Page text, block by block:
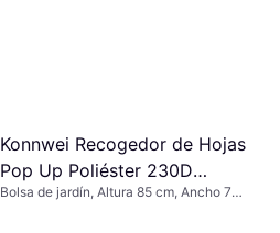
Konnwei Recogedor de Hojas
Pop Up Poliéster 230D
Portátil
Bolsa de jardín, Altura 85 cm, Ancho 70